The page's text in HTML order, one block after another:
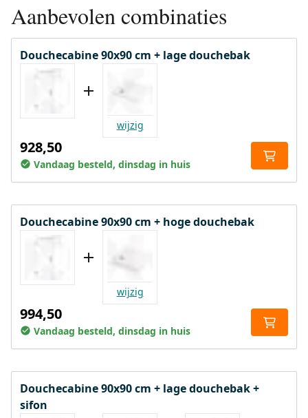
Aanbevolen combinaties
Douchecabine 90x90 cm + lage douchebak
wijzig
928,50
Vandaag besteld, dinsdag in huis
Douchecabine 90x90 cm + hoge douchebak
wijzig
994,50
Vandaag besteld, dinsdag in huis
Douchecabine 90x90 cm + lage douchebak +
sifon